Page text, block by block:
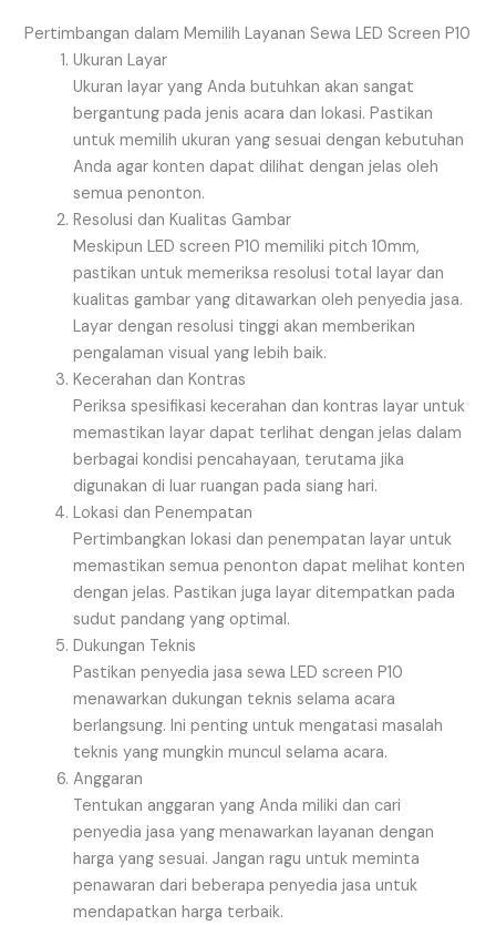
Pertimbangan dalam Memilih Layanan Sewa LED Screen P10
Ukuran Layar
Ukuran layar yang Anda butuhkan akan sangat
bergantung pada jenis acara dan lokasi. Pastikan
untuk memilih ukuran yang sesuai dengan kebutuhan
Anda agar konten dapat dilihat dengan jelas oleh
semua penonton.
Resolusi dan Kualitas Gambar
Meskipun LED screen P10 memiliki pitch 10mm,
pastikan untuk memeriksa resolusi total layar dan
kualitas gambar yang ditawarkan oleh penyedia jasa.
Layar dengan resolusi tinggi akan memberikan
pengalaman visual yang lebih baik.
Kecerahan dan Kontras
Periksa spesifikasi kecerahan dan kontras layar untuk
memastikan layar dapat terlihat dengan jelas dalam
berbagai kondisi pencahayaan, terutama jika
digunakan di luar ruangan pada siang hari.
Lokasi dan Penempatan
Pertimbangkan lokasi dan penempatan layar untuk
memastikan semua penonton dapat melihat konten
dengan jelas. Pastikan juga layar ditempatkan pada
sudut pandang yang optimal.
Dukungan Teknis
Pastikan penyedia jasa sewa LED screen P10
menawarkan dukungan teknis selama acara
berlangsung. Ini penting untuk mengatasi masalah
teknis yang mungkin muncul selama acara.
Anggaran
Tentukan anggaran yang Anda miliki dan cari
penyedia jasa yang menawarkan layanan dengan
harga yang sesuai. Jangan ragu untuk meminta
penawaran dari beberapa penyedia jasa untuk
mendapatkan harga terbaik.